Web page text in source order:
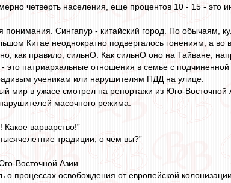
четверть населения, еще процентов 10 - 15 - это
понимания. Сингапур - китайский город. По обычаям,
Китае неоднократно подвергалось гонениям, а
как правило, сильнО. Как сильнО оно на Тайване,
это патриархальные отношения в семье с
ученикам или нарушителям ПДД на улице.
мир в ужасе смотрел на репортажи из Юго-Восточной
масочного режима.
Какое варварство!”
традиции, о чём вы?”
Восточной Азии.
о процессах освобождения от европейской